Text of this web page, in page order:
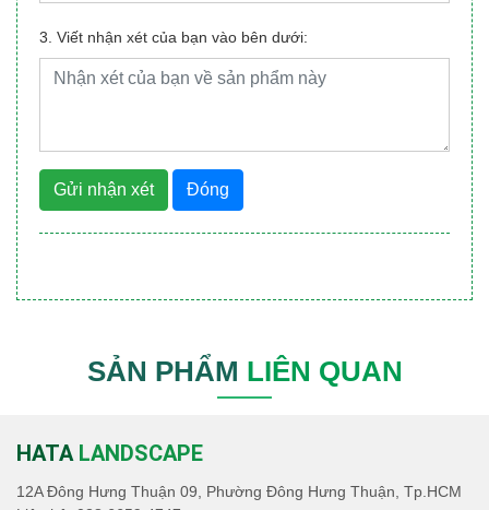
3. Viết nhận xét của bạn vào bên dưới:
Gửi nhận xét Đóng
SẢN PHẨM LIÊN QUAN
HATA LANDSCAPE
12A Đông Hưng Thuận 09, Phường Đông Hưng Thuận, Tp.HCM